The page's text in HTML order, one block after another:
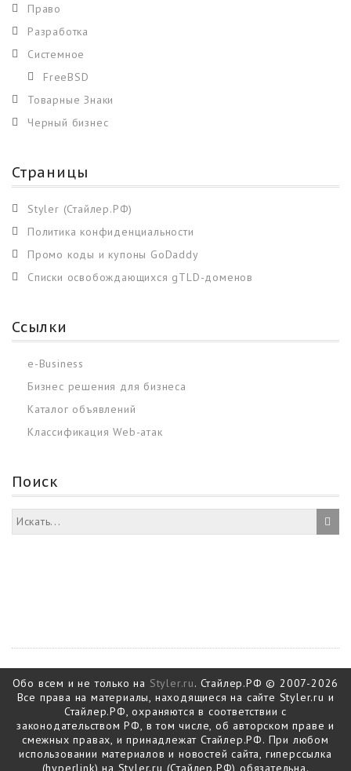
Право
Разработка
Системное
FreeBSD
Товарные Знаки
Черный бизнес
Страницы
Styler (Стайлер.РФ)
Политика конфиденциальности
Промо коды и купоны GoDaddy
Списки освобождающихся gTLD-доменов
Ссылки
e-Business
Бизнес решения для бизнеса
Каталог объявлений
Классификация Web-атак
Поиск
Обо всем и не только на Styler.ru. Стайлер.РФ © 2007-2026
Все права на материалы, находящиеся на сайте Styler.ru и
Стайлер.РФ, охраняются в соответствии с
законодательством РФ, в том числе, об авторском праве и
смежных правах, и принадлежат Стайлер.РФ. При любом
использовании материалов и новостей сайта, гиперссылка
(hyperlink) на Styler.ru (Стайлер.РФ) обязательна.